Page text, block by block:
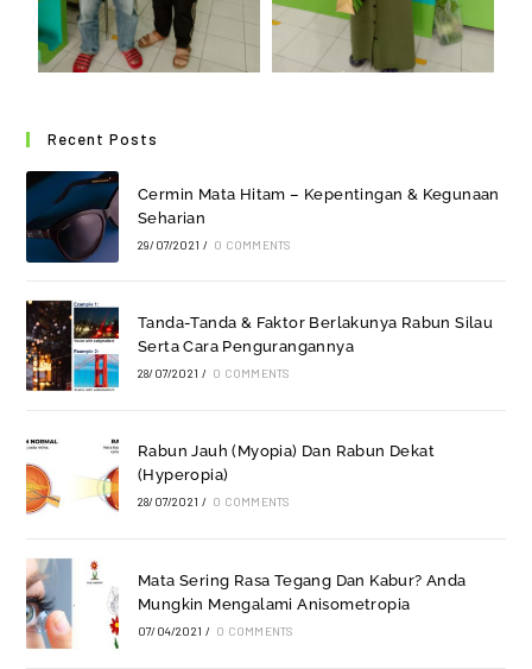
Recent Posts
Cermin Mata Hitam – Kepentingan & Kegunaan
Seharian
29/07/2021 / 0 COMMENTS
Tanda-Tanda & Faktor Berlakunya Rabun Silau
Serta Cara Pengurangannya
28/07/2021 / 0 COMMENTS
Rabun Jauh (Myopia) Dan Rabun Dekat
(Hyperopia)
28/07/2021 / 0 COMMENTS
Mata Sering Rasa Tegang Dan Kabur? Anda
Mungkin Mengalami Anisometropia
07/04/2021 / 0 COMMENTS